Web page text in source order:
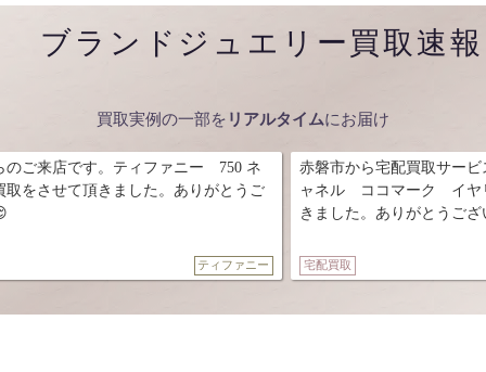
ブランドジュエリー買取速報
買取実例の一部を リアルタイムにお届け
ニー 750 ネ
りがとうご
赤磐市から宅配買取サービスをご利用頂きました。
ャネル ココマーク イヤリングのお買取をさせて
きました。ありがとうございました。😌